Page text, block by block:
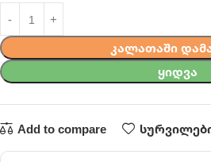
ᲙᲐᲚᲐᲗᲐᲨᲘ
ᲧᲘᲓᲕᲐ
Add to compare